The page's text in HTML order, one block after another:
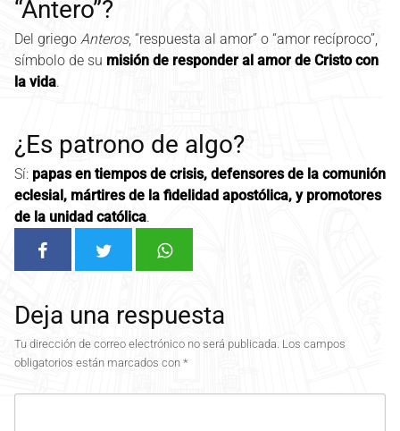
“Antero”?
Del griego Anteros, “respuesta al amor” o “amor recíproco”,
símbolo de su misión de responder al amor de Cristo con
la vida.
¿Es patrono de algo?
Sí: papas en tiempos de crisis, defensores de la comunión
eclesial, mártires de la fidelidad apostólica, y promotores
de la unidad católica.
Deja una respuesta
Tu dirección de correo electrónico no será publicada. Los campos
obligatorios están marcados con *